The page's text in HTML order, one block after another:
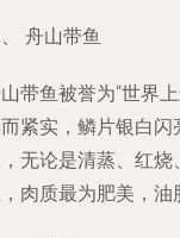
舟山带鱼
带鱼被誉为“世界
紧实，鳞片银白
无论是清蒸、红
肉质最为肥美，油